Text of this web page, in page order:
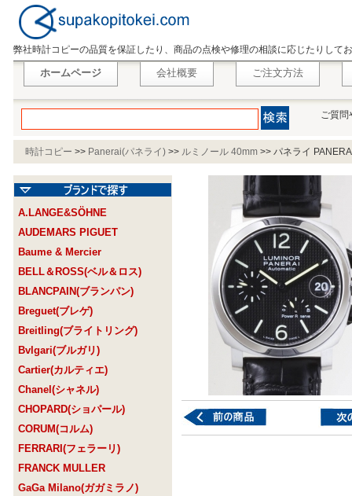
弊社時計コピーの品質を保証したり、商品の点検や修理の相談に応じたりして
ホームページ 会社概要 ご注文方法
ご質問
時計コピー >> Panerai(パネライ) >> ルミノール 40mm >> パネライ
A.LANGE&SÖHNE
AUDEMARS PIGUET
Baume & Mercier
BELL＆ROSS(ベル＆ロス)
BLANCPAIN(ブランパン)
Breguet(ブレゲ)
Breitling(ブライトリング)
Bvlgari(ブルガリ)
Cartier(カルティエ)
Chanel(シャネル)
CHOPARD(ショパール)
CORUM(コルム)
FERRARI(フェラーリ)
FRANCK MULLER
GaGa Milano(ガガミラノ)